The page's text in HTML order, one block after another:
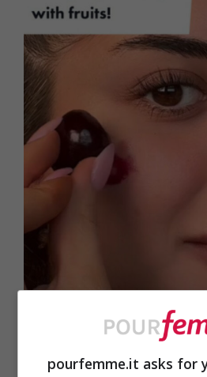
pourfemme.it asks for